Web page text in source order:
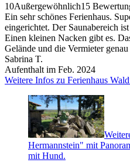
10Außergewöhnlich15
Ein sehr schönes Ferienhaus.
eingerichtet. Der Saunabereich
Einen kleinen Nacken gibt es.
Gelände und die Vermieter
Sabrina T.
Aufenthalt im Feb. 2024
Weitere Infos zu Ferienhaus
Hermannstein" mit
mit Hund.